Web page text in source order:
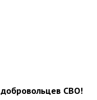
СВО!